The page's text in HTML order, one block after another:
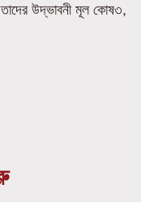
উদ্ভাবনী মূল কোষ৩,